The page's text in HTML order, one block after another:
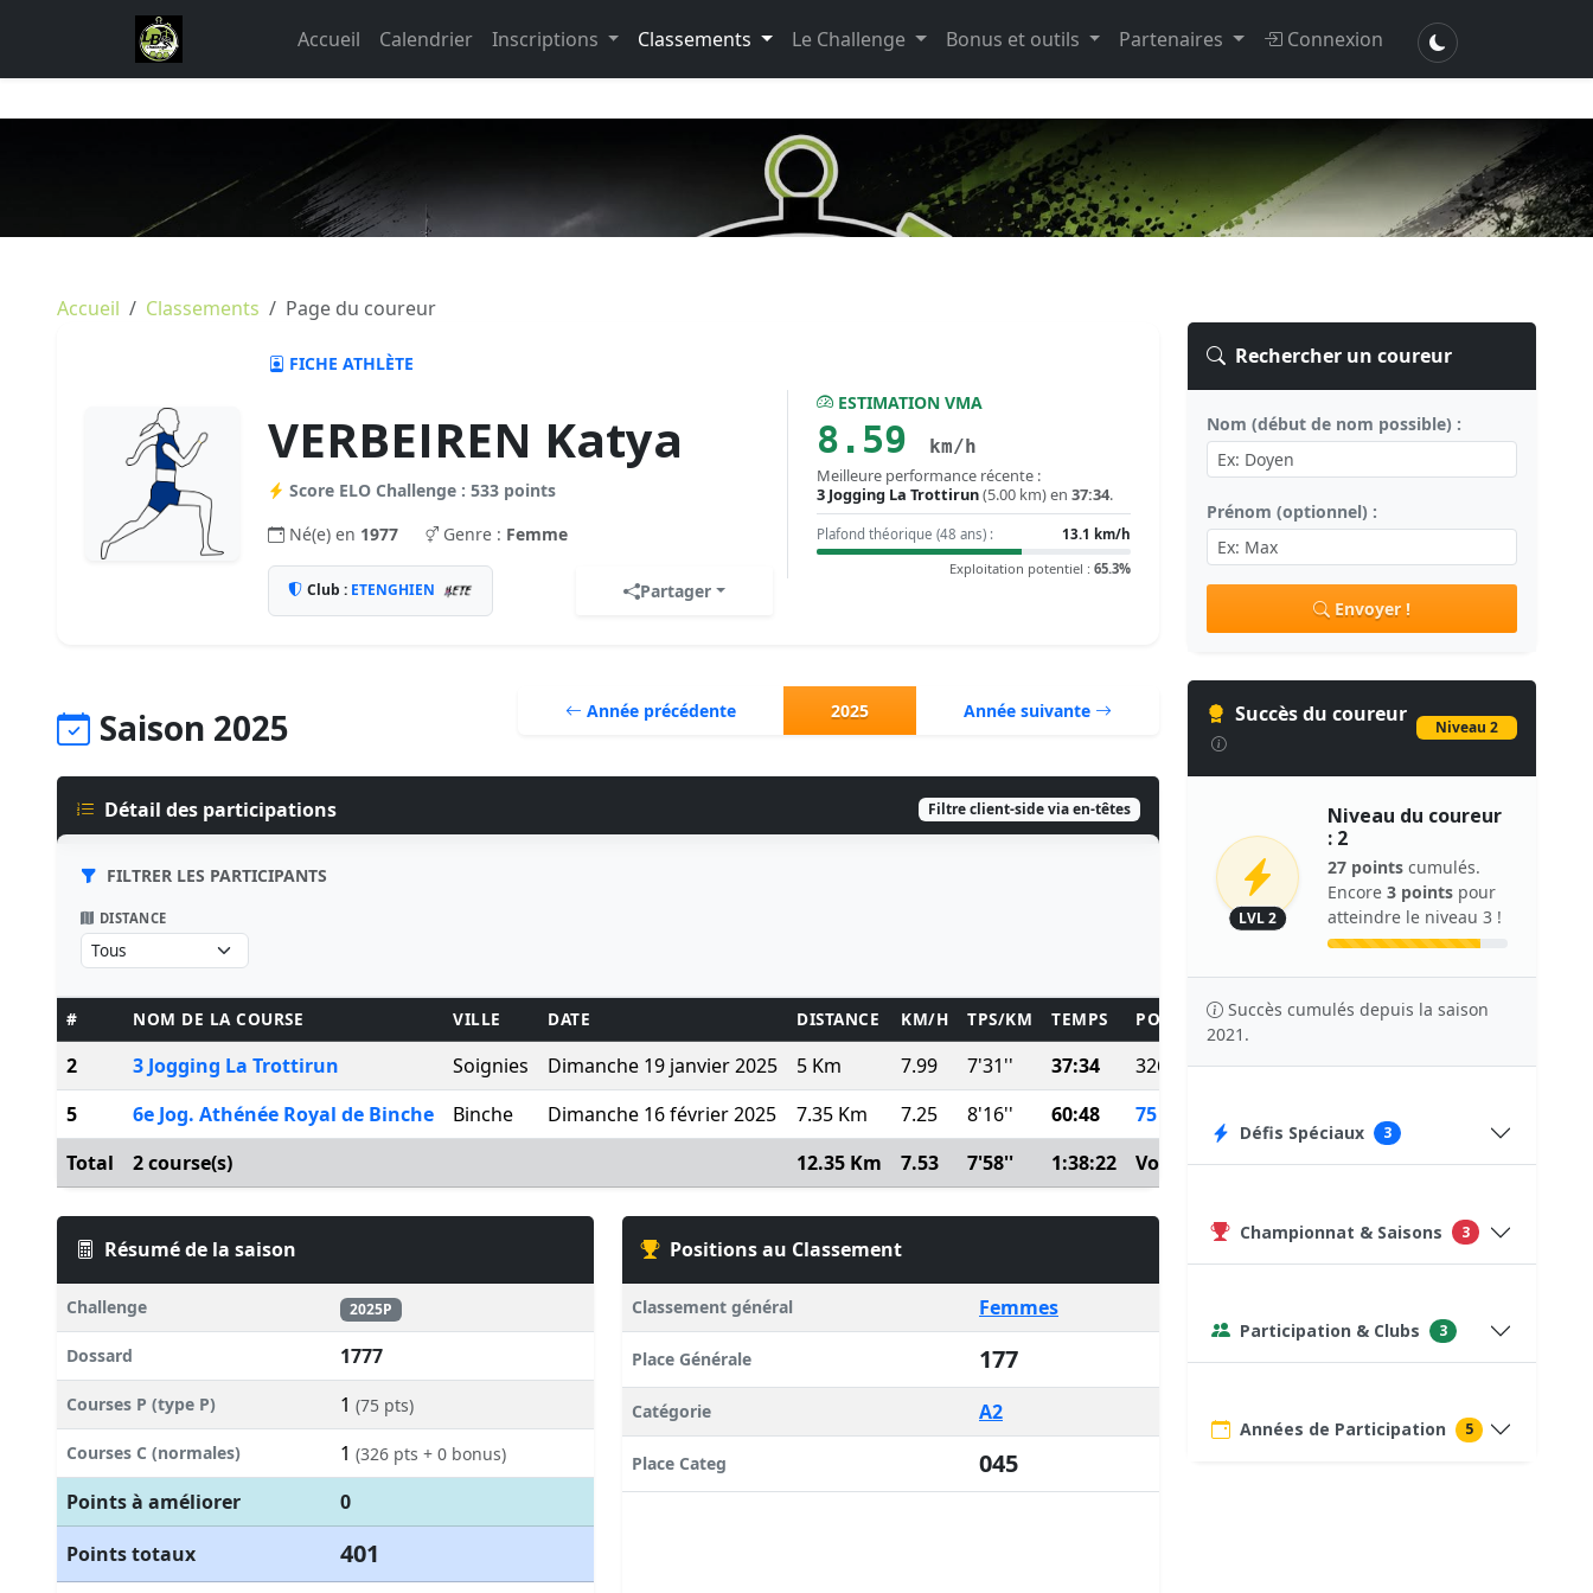
Accueil Calendrier Inscriptions Classements Le Challenge Bonus et outils Partenaires Connexion
Accueil Classements Page du coureur
FICHE ATHLÈTE
VERBEIREN Katya
Score ELO Challenge : 533 points
Né(e) en 1977 Genre : Femme
Club : ETENGHIEN Partager
ESTIMATION VMA
8.59 km/h
Meilleure performance récente :
3 Jogging La Trottirun(5.00 km) en 37:34.
Plafond théorique (48 ans) :
13.1 km/h
Exploitation potentiel : 65.3%
Saison 2025 Année précédente 2025 Année suivante
Détail des participations Filtre client-side via en-têtes
FILTRER LES PARTICIPANTS
DISTANCE
# NOM DE LA COURSE VILLE DATE DISTANCE KM/H TPS/KM TEMPS POINTS
2 3 Jogging La Trottirun Soignies Dimanche 19 janvier 2025 5 Km 7.99 7'31'' 37:34
326
5
6e Jog. Athénée Royal de Binche Binche Dimanche 16 février 2025 7.35 Km 7.25 8'16'' 60:48 75
Total 2 course(s) 12.35 Km 7.53 7'58'' 1:38:22 Voir détails
Résumé de la saison
Challenge 2025P
Dossard 1777
Courses P (type P) 1 (75 pts)
Courses C (normales) 1 (326 pts + 0 bonus)
Points à améliorer
0
Points totaux
401
Positions au Classement
Classement général Femmes
Place Générale 177
Catégorie A2
Place Categ 045
Rechercher un coureur
Nom (début de nom possible) :
Prénom (optionnel) :
Envoyer !
Succès du coureur
Niveau 2
LVL 2
Niveau du coureur
: 2
27 points cumulés.
Encore 3 points pour
atteindre le niveau 3 !
Succès cumulés depuis la saison
2021.
Défis Spéciaux 3
Championnat & Saisons 3
Participation & Clubs 3
Années de Participation 5